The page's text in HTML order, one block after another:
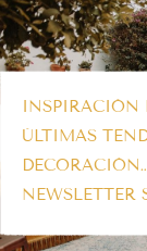
INSPIRACIÓN
ÚLTIMAS
NEWSLETTER